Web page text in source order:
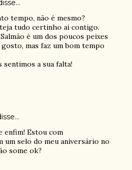
tempo, não é mesmo?
tudo certinho ai contigo.
é um dos poucos peixes
mas faz um bom tempo
sentimos a sua falta!
enfim! Estou com
um selo do meu aniversário no
some ok?